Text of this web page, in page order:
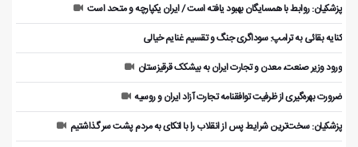
پزشکیان: روابط با همسایگان بهبود یافته است / ایران یکپارچه و متحد است
کنایه بقائی به ترامپ: سوداگری جنگ و تقسیم غنایم خیالی
ورود وزیر صنعت، معدن و تجارت ایران به بیشکک قرقیزستان
ضرورت بهره‌گیری از ظرفیت توافقنامه تجارت آزاد ایران و روسیه
پزشکیان: سخت‌ترین شرایط پس از انقلاب را با اتکای به مردم پشت سر گذاشتیم